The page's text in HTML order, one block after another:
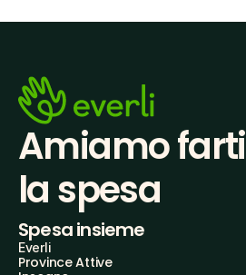
Amiamo farti
la spesa
Spesa insieme
Everli
Province Attive